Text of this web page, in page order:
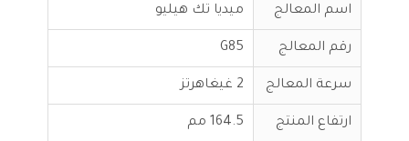
اسم المعالج ميديا تك هيليو
رقم المعالج G85
سرعة المعالج 2 غيغاهرتز
ارتفاع المنتج 164.5 مم